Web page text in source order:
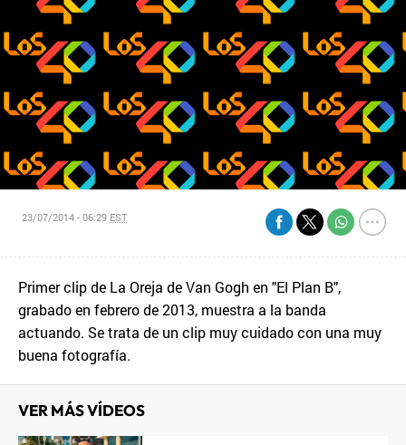
23/07/2014 - 06:29 EST
Primer clip de La Oreja de Van Gogh en "El Plan B",
grabado en febrero de 2013, muestra a la banda
actuando. Se trata de un clip muy cuidado con una muy
buena fotografía.
VER MÁS VÍDEOS